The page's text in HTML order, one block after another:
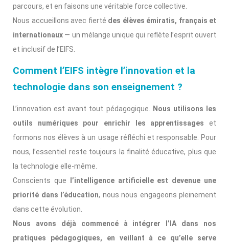
parcours, et en faisons une véritable force collective.
Nous accueillons avec fierté des élèves émiratis, français et
internationaux — un mélange unique qui reflète l’esprit ouvert
et inclusif de l’EIFS.
Comment l’EIFS intègre l’innovation et la
technologie dans son enseignement ?
L’innovation est avant tout pédagogique. Nous utilisons les
outils numériques pour enrichir les apprentissages et
formons nos élèves à un usage réfléchi et responsable. Pour
nous, l’essentiel reste toujours la finalité éducative, plus que
la technologie elle-même.
Conscients que l’intelligence artificielle est devenue une
priorité dans l’éducation, nous nous engageons pleinement
dans cette évolution.
Nous avons déjà commencé à intégrer l’IA dans nos
pratiques pédagogiques, en veillant à ce qu’elle serve